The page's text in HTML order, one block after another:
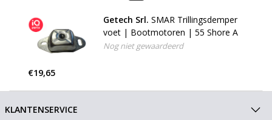
Getech Srl. SMAR Trillingsdemper
voet | Bootmotoren | 55 Shore A
Nog niet gewaardeerd
€19,65
KLANTENSERVICE